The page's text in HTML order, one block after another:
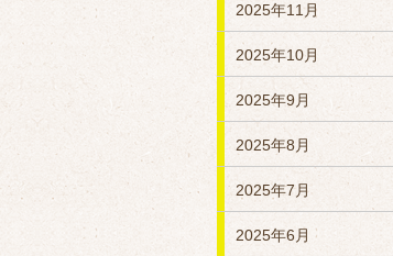
2025年11月
2025年10月
2025年9月
2025年8月
2025年7月
2025年6月